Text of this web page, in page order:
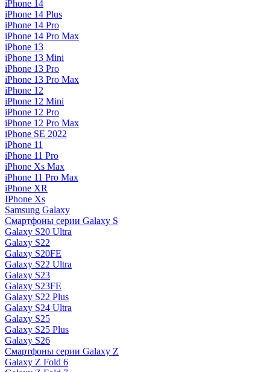
iPhone 14
iPhone 14 Plus
iPhone 14 Pro
iPhone 14 Pro Max
iPhone 13
iPhone 13 Mini
iPhone 13 Pro
iPhone 13 Pro Max
iPhone 12
iPhone 12 Mini
iPhone 12 Pro
iPhone 12 Pro Max
iPhone SE 2022
iPhone 11
iPhone 11 Pro
iPhone Xs Max
iPhone 11 Pro Max
iPhone XR
IPhone Xs
Samsung Galaxy
Смартфоны серии Galaxy S
Galaxy S20 Ultra
Galaxy S22
Galaxy S20FE
Galaxy S22 Ultra
Galaxy S23
Galaxy S23FE
Galaxy S22 Plus
Galaxy S24 Ultra
Galaxy S25
Galaxy S25 Plus
Galaxy S26
Смартфоны серии Galaxy Z
Galaxy Z Fold 6